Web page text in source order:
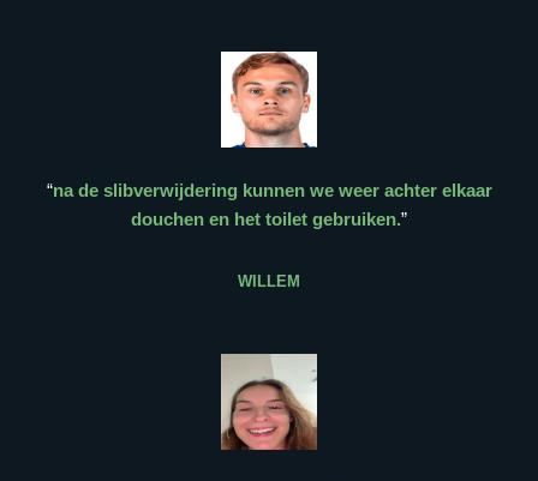
“na de slibverwijdering kunnen we weer achter elkaar
douchen en het toilet gebruiken.”
WILLEM